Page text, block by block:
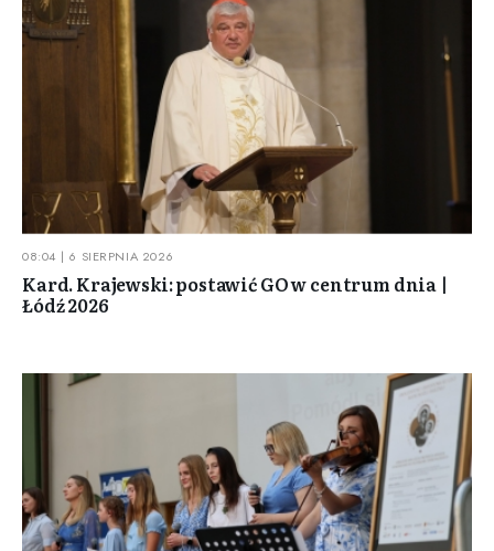
08:04 | 6 SIERPNIA 2026
Kard. Krajewski: postawić GO w centrum dnia |
Łódź 2026